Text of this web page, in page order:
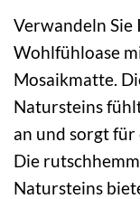
Verwandeln Sie
Wohlfühloase
Mosaikmatte.
Natursteins
an und sorgt für
Die
Natursteins